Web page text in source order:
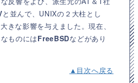
と並んで、UNIXの２大柱とし
きな影響を与えました。現在、
ものにはFreeBSDなどがあり
▲目次へ戻る